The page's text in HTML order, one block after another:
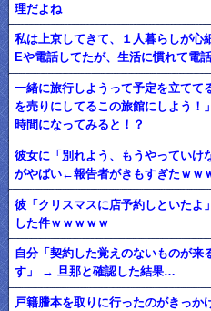
理だよね
私は上京してきて、１人暮らしが心
Eや電話してたが、生活に慣れて電
一緒に旅行しようって予定を立てて
を売りにしてるこの旅館にしよう
時間になってみると！？
彼女に「別れよう、もうやっていけ
がやばい←報告者がきもすぎたｗｗ
彼「クリスマスに店予約しといたよ
した件ｗｗｗｗｗ
自分「契約した覚えのないものが来
す」 → 旦那と確認した結果…
戸籍謄本を取りに行ったのがきっか